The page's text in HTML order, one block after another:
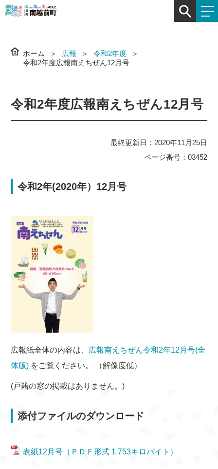
ホーム 広報
令和2年度
令和2年度広報南えちぜん12月号
令和2年度広報南えちぜん12月号
最終更新日：2020年11月25日
ページ番号：03452
令和2年(2020年）12月号
広報紙全体の内容は、 広報南えちぜん令和2年12月号(全
体版) をご覧ください。 （解像度低）
(戸籍の窓の掲載はありません。)
添付ファイルのダウンロード
表紙12月号（ＰＤＦ形式 1,753キロバイト）